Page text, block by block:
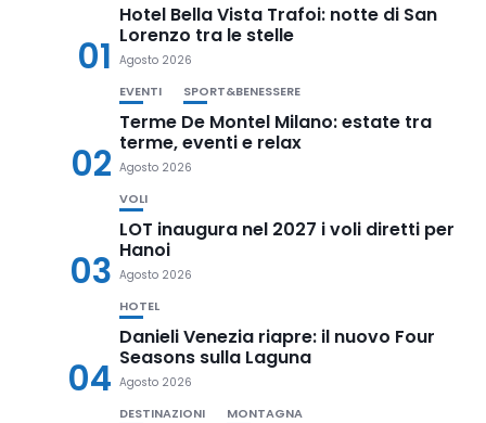
01
Hotel Bella Vista Trafoi: notte di San
Lorenzo tra le stelle
Agosto 2026
02
EVENTI SPORT&BENESSERE
Terme De Montel Milano: estate tra
terme, eventi e relax
Agosto 2026
03
VOLI
LOT inaugura nel 2027 i voli diretti per
Hanoi
Agosto 2026
04
HOTEL
Danieli Venezia riapre: il nuovo Four
Seasons sulla Laguna
Agosto 2026
DESTINAZIONI MONTAGNA